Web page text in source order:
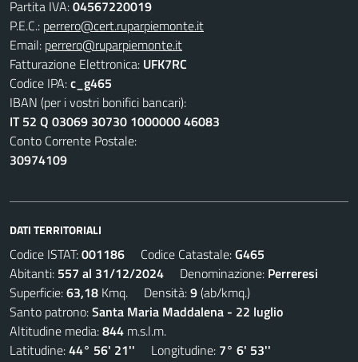
Partita IVA:04567220019
P.E.C.: perrero@cert.ruparpiemonte.it
Email: perrero@ruparpiemonte.it
Fatturazione Elettronica: UFK7RC
Codice IPA:c_g465
IBAN (per i vostri bonifici bancari):
IT 52 Q 03069 30730 1000000 46083
Conto Corrente Postale:
30974109
DATI TERRITORIALI
Codice ISTAT:001186 Codice Catastale:G465
Abitanti: 557 al 31/12/2024 Denominazione: Perreresi
Superficie:63,18 Kmq. Densità:9(ab/kmq.)
Santo patrono:Santa Maria Maddalena - 22 luglio
Altitudine media:844 m.s.l.m.
Latitudine:44° 56' 21'' Longitudine: 7° 6' 53''